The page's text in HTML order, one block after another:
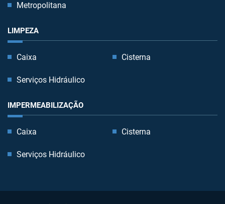
Metropolitana
LIMPEZA
Caixa Cisterna
Serviços Hidráulico
IMPERMEABILIZAÇÃO
Caixa Cisterna
Serviços Hidráulico